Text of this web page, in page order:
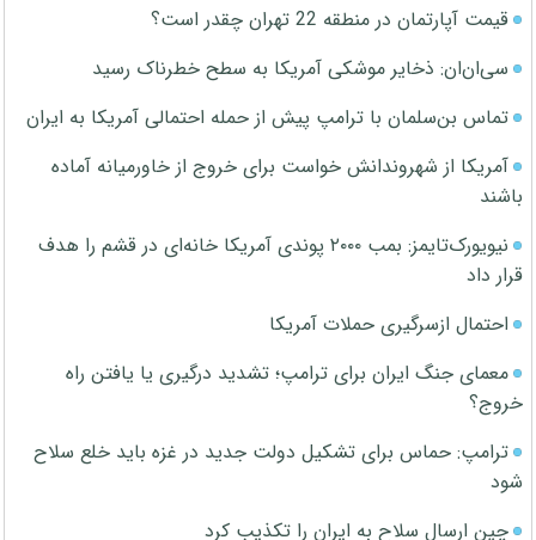
قیمت آپارتمان در منطقه 22 تهران چقدر است؟
سی‌ان‌ان: ذخایر موشکی آمریکا به سطح خطرناک رسید
تماس بن‌سلمان با ترامپ پیش از حمله احتمالی آمریکا به ایران
آمریکا از شهروندانش خواست برای خروج از خاورمیانه آماده
باشند
نیویورک‌تایمز: بمب ۲۰۰۰ پوندی آمریکا خانه‌ای در قشم را هدف
قرار داد
احتمال ازسرگیری حملات آمریکا
معمای جنگ ایران برای ترامپ؛ تشدید درگیری یا یافتن راه
خروج؟
ترامپ: حماس برای تشکیل دولت جدید در غزه باید خلع سلاح
شود
چین ارسال سلاح به ایران را تکذیب کرد